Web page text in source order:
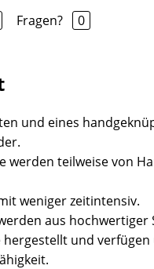
Fragen? 0
und eines
teilweise von
weniger zeitintensiv.
aus hochwertiger
und